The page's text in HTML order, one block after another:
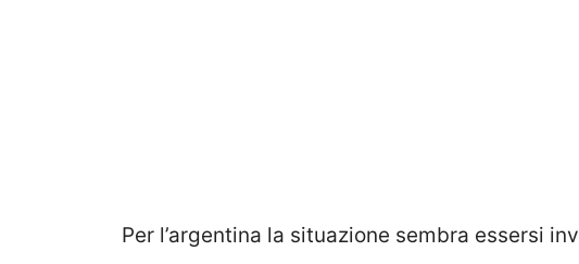
Per l’argentina la situazione sembra essersi